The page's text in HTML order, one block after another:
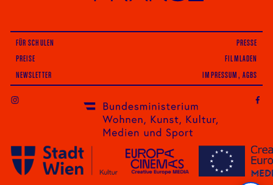
FÜR SCHULEN
PRESSE
PREISE
FILMLADEN
NEWSLETTER IMPRESSUM, AGBS